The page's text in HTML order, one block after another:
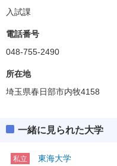
入試課
電話番号
048-755-2490
所在地
埼玉県春日部市内牧4158
一緒に見られた大学
私立 東海大学